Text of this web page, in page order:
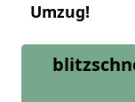
Umzug!